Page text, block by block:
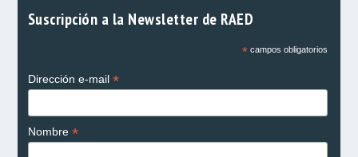
Suscripción a la Newsletter de RAED
*campos obligatorios
Dirección e-mail *
Nombre *